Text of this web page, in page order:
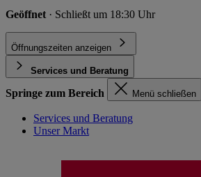
Geöffnet · Schließt um 18:30 Uhr
Öffnungszeiten anzeigen
Services und Beratung
Springe zum Bereich Menü schließen
Services und Beratung
Unser Markt